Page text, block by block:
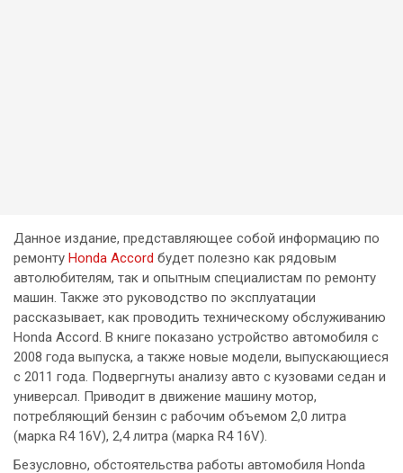
Данное издание, представляющее собой информацию по
ремонту Honda Accord будет полезно как рядовым
автолюбителям, так и опытным специалистам по ремонту
машин. Также это руководство по эксплуатации
рассказывает, как проводить техническому обслуживанию
Honda Accord. В книге показано устройство автомобиля с
2008 года выпуска, а также новые модели, выпускающиеся
с 2011 года. Подвергнуты анализу авто с кузовами седан и
универсал. Приводит в движение машину мотор,
потребляющий бензин с рабочим объемом 2,0 литра
(марка R4 16V), 2,4 литра (марка R4 16V).
Безусловно, обстоятельства работы автомобиля Honda